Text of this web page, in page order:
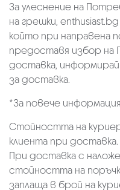
За улеснение на
на грешки,
който при направена
предоставя избор на
доставка,
за доставка.
*За повече
Стойността на
клиента при доставка.
При доставка с
стойността на
заплаща в брой на